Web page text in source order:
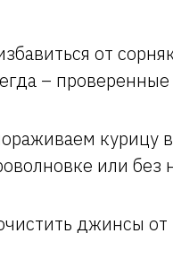
от
–
курицу в
или без
джинсы от